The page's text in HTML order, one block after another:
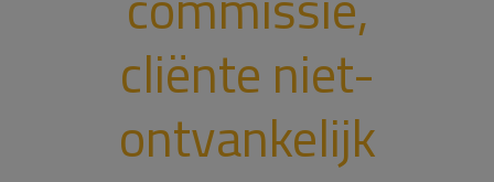
cliënte niet-
ontvankelijk